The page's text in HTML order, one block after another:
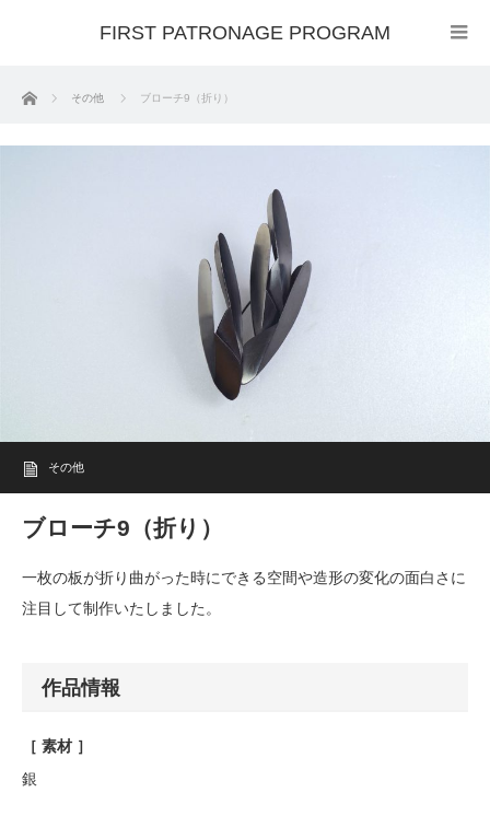
FIRST PATRONAGE PROGRAM
ホーム その他 ブローチ9（折り）
その他
ブローチ9（折り）
一枚の板が折り曲がった時にできる空間や造形の変化の面白さに
注目して制作いたしました。
作品情報
［ 素材 ］
銀